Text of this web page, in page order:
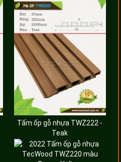
Tấm ốp gỗ nhựa TWZ222 -
Teak